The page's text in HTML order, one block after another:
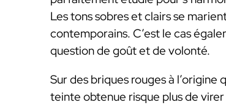
Les tons sobres et clairs se
contemporains. C’est le cas
question de goût et de volonté.
Sur des briques rouges à
teinte obtenue risque plus de virer